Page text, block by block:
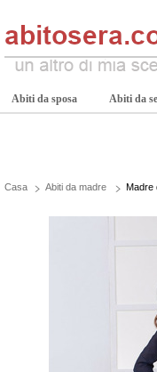
Abiti da sposa Abiti da
Casa Abiti da madre Madre